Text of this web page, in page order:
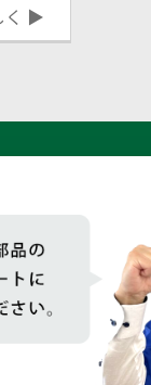
く ▶